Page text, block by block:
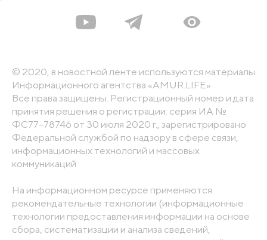
© 2020, в новостной ленте используются материалы
Информационного агентства «AMUR.LIFE».
Все права защищены. Регистрационный номер и дата
принятия решения о регистрации: серия ИА №
ФС77-78746 от 30 июля 2020 г., зарегистрировано
Федеральной службой по надзору в сфере связи,
информационных технологий и массовых
коммуникаций
На информационном ресурсе применяются
рекомендательные технологии (информационные
технологии предоставления информации на основе
сбора, систематизации и анализа сведений,